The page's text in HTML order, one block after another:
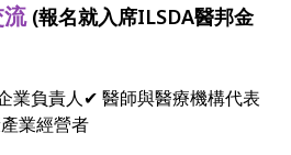
(報名就入席ILSDA醫邦金
業負責人✔ 醫師與醫療機構代表
業經營者